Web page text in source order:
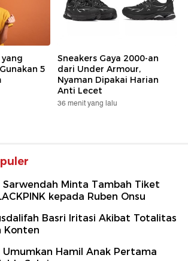
5
Sneakers Gaya 2000-an
dari Under Armour,
Nyaman Dipakai Harian
Anti Lecet
36 menit yang lalu
Sarwendah Minta Tambah Tiket
kepada Ruben Onsu
Basri Iritasi Akibat Totalitas
Konten
Umumkan Hamil Anak Pertama